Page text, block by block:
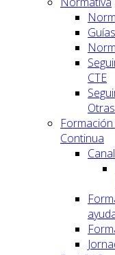
CTE
Continua